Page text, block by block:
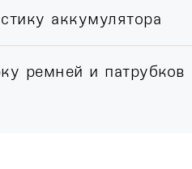
аккумулятора
ремней и патрубков